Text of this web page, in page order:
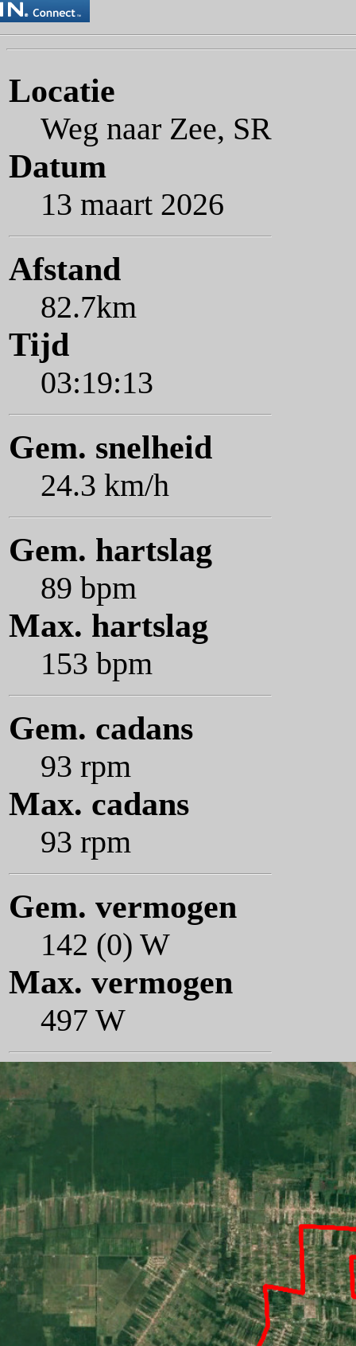
Locatie
Weg naar Zee, SR
Datum
13 maart 2026
Afstand
82.7km
Tijd
03:19:13
Gem. snelheid
24.3 km/h
Gem. hartslag
89 bpm
Max. hartslag
153 bpm
Gem. cadans
93 rpm
Max. cadans
93 rpm
Gem. vermogen
142 (0) W
Max. vermogen
497 W